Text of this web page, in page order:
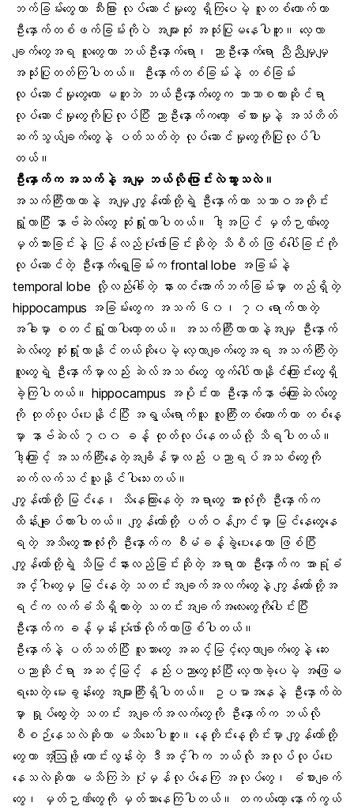
ဘက်ခြမ်းတွေဟာ သီးခြား လုပ်ဆောင်မှုတွေ ရှိကြပေမဲ့ လူတစ်ယောက်ဟာ
ဦးနှောက်တစ်ဖက်ခြမ်းကိုပဲ အများဆုံး အသုံးပြုမနေပါဘူး။ လေ့လာ
ချက်တွေအရ လူတွေဟာ ဘယ်ဦးနှောက်ရော၊ ညာဦးနှောက်ရော ညီညီမျှမျှ
အသုံးပြုတတ်ကြပါတယ်။ ဦးနှောက်တစ်ခြမ်းနဲ့ တစ်ခြမ်း
လုပ်ဆောင်မှုတွေတော မတူဘဲ ဘယ်ဦးနှောက်တွေက ဘာသာစကားဆိုင်ရာ
လုပ်ဆောင်မှုတွေကိုပြုလုပ်ပြီး ညာဦးနှောက်ကတော့ ခံစားမှုနဲ့ အသံတိတ်
ဆက်သွယ်ချက်တွေနဲ့ ပတ်သတ်တဲ့ လုပ်ဆောင်မှုတွေကိုပြုလုပ်ပါ
တယ်။
ဦးနှောက်က အသက်နဲ့ အမျှ ဘယ်လို ပြောင်းလဲသွားသလဲ။
အသက်ကြီးလာတာနဲ့ အမျှ ကျွန်တော်တို့ရဲ့ ဦးနှောက်ဟာ သဘာဝအတိုင်း
ရှုံ့လာပြီး နာဗ်ဆဲလ်တွေ ဆုံးရှုံးလာပါတယ်။ ဒါ့အပြင် မှတ်ဉာဏ်တွေ
မှတ်သားခြင်းနဲ့ ပြန်လည်ပုံဖော်ခြင်းဆိုတဲ့ သိစိတ် ဖြစ်ပေါ်ခြင်းကို
လုပ်ဆောင်တဲ့ ဦးနှောက်ရှေ့ခြမ်းက frontal lobe အခြမ်းနဲ့
temporal lobe လို့လည်းခေါ်တဲ့ နားထင်အောက်ဘက်ခြမ်းမှာ တည်ရှိတဲ့
hippocampus အခြမ်းတွေက အသက် ၆၀၊ ၇၀ ရောက်လာတဲ့
အခါမှာ စတင်ရှုံ့လာပါတော့တယ်။ အသက်ကြီးလာတာနဲ့အမျှ ဦးနှောက်
ဆဲလ်တွေ ဆုံးရှုံးလာနိုင်တယ်ဆိုပေမဲ့ လေ့လာချက်တွေအရ အသက်ကြီးတဲ့
လူတွေရဲ့ ဦးနှောက်မှာလည်း ဆဲလ်အသစ်တွေ ထွက်ပေါ်လာနိုင်ကြောင်းတွေ့ရှိ
ခဲ့ကြပါတယ်။ hippocampus အပိုင်းဟာ ဦးနှောက်နာဗ်ကြောဆဲလ်တွေ
ကို ထုတ်လုပ်ပေးနိုင်ပြီး အရွယ်ရောက်သူ လူကြီးတစ်ယောက်ဟာ တစ်နေ့
မှာ နာဗ်ဆဲလ် ၇၀၀ ခန့် ထုတ်လုပ်နေတယ်လို့ သိရပါတယ်။
ဒါ့ကြောင့် အသက်ကြီးနေတဲ့အချိန်မှာလည်း ပညာရပ်အသစ်တွေကို
ဆက်လက်သင်ယူနိုင်ပါသေးတယ်။
ကျွန်တော်တို့ မြင်နေ၊ သိနေကြားနေတဲ့ အရာတွေ အားလုံးကို ဦးနှောက်က
ထိန်းချုပ်ထားပါတယ်။ ကျွန်တော်တို့ ပတ်ဝန်ကျင်မှာ မြင်နေတွေ့နေ
ရတဲ့ အသိတွေအားလုံးကို ဦးနှောက်က စီမံခန့်ခွဲပေးနေတာ ဖြစ်ပြီး
ကျွန်တော်တို့ရဲ့ သိမြင်နားလည်ခြင်းဆိုတဲ့ အရာဟာ ဦးနှောက်က အာရုံခံ
အင်္ဂါတွေမှ မြင်နေတဲ့ သတင်းအချက်အလက်တွေနဲ့ ကျွန်တော်တို့အ
ရင်က လက်ခံသိရှိထားတဲ့ သတင်းအချက်အလေးတွေကိုပေါင်းပြီး
ဦးနှောက်က ခန့်မှန်းပုံဖော်လိုက်တာဖြစ်ပါတယ်။
ဦးနှောက်နဲ့ ပတ်သတ်ပြီး လူသားတွေ အဆင့်မြင့်လေ့လာချက်တွေနဲ့ ဆေး
ပညာဆိုင်ရာ အဆင့်မြင့် နည်းပညာတွေသုံးပြီး လေ့လာခဲ့ပေမဲ့ အဖြေမ
ရသေးတဲ့ မေးခွန်းတွေ အများကြီးရှိပါတယ်။ ဥပမာအနေနဲ့ ဦးနှောက်ထဲ
မှာ ရှုပ်ထွေးတဲ့ သတင်း အချက်အလက်တွေကို ဦးနှောက်က ဘယ်လို
စီစဉ်နေသလဲဆိုတာ မသိသေးပါဘူး။ နေ့တိုင်းနေ့တိုင်းမှာ ကျွန်တော်တို့
တွေဟာ အံ့ဩဖို့ ကောင်းလွန်းတဲ့ ဒီအင်္ဂါက ဘယ်လို အလုပ်လုပ်ပေး
နေသလဲဆိုတာ မသိကြဘဲ ပုံမှန်လုပ်နေကြ အလုပ်တွေ၊ ခံစားချက်
တွေ၊ မှတ်ဉာဏ်တွေကို မှတ်သားနေကြပါတယ်။ တကယ်တော့ နောက်ကွယ်